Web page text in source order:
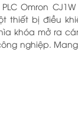
CJ1W PLC Omron CJ1W
thiết bị điều
khóa mở ra
nghiệp.